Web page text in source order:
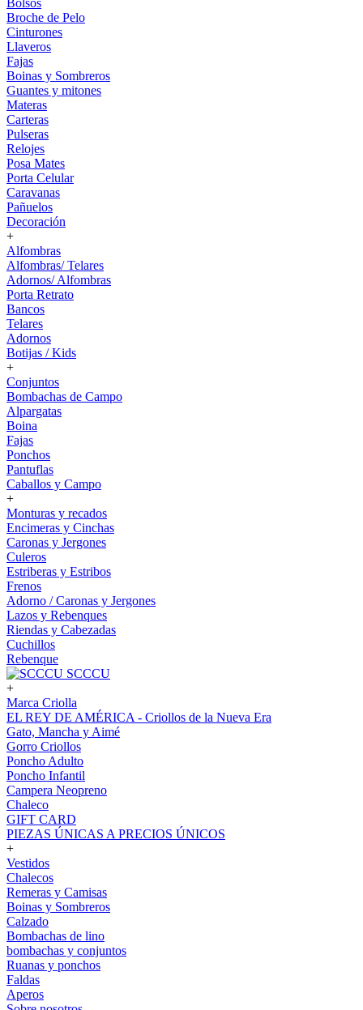
Bolsos
Broche de Pelo
Cinturones
Llaveros
Fajas
Boinas y Sombreros
Guantes y mitones
Materas
Carteras
Pulseras
Relojes
Posa Mates
Porta Celular
Caravanas
Pañuelos
Decoración
+
Alfombras
Alfombras/ Telares
Adornos/ Alfombras
Porta Retrato
Bancos
Telares
Adornos
Botijas / Kids
+
Conjuntos
Bombachas de Campo
Alpargatas
Boina
Fajas
Ponchos
Pantuflas
Caballos y Campo
+
Monturas y recados
Encimeras y Cinchas
Caronas y Jergones
Culeros
Estriberas y Estribos
Frenos
Adorno / Caronas y Jergones
Lazos y Rebenques
Riendas y Cabezadas
Cuchillos
Rebenque
SCCCU
+
Marca Criolla
EL REY DE AMÉRICA - Criollos de la Nueva Era
Gato, Mancha y Aimé
Gorro Criollos
Poncho Adulto
Poncho Infantil
Campera Neopreno
Chaleco
GIFT CARD
PIEZAS ÚNICAS A PRECIOS ÚNICOS
+
Vestidos
Chalecos
Remeras y Camisas
Boinas y Sombreros
Calzado
Bombachas de lino
bombachas y conjuntos
Ruanas y ponchos
Faldas
Aperos